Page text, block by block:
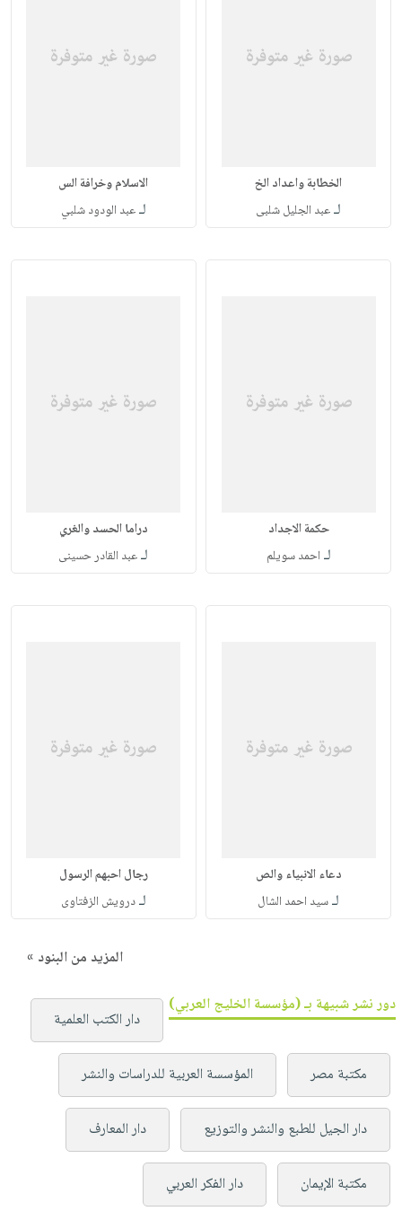
الخطابة واعداد الخ
لـعبد الجليل شلبى
الاسلام وخرافة الس
لـعبد الودود شلبي
حكمة الاجداد
لـ احمد سويلم
دراما الحسد والغري
لـعبد القادر حسينى
دعاء الانبياء والص
لـسيد احمد الشال
رجال احبهم الرسول
لـدرويش الزفتاوى
المزيد من البنود »
دور نشر شبيهة بـ (مؤسسة الخليج العربي)
دار الكتب العلمية
مكتبة مصر المؤسسة العربية للدراسات والنشر
دار الجيل للطبع والنشر والتوزيع دار المعارف
مكتبة الإيمان دار الفكر العربي